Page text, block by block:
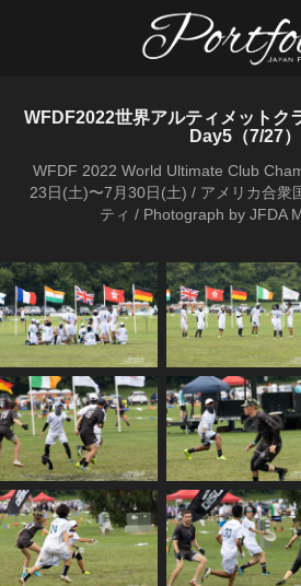
WFDF2022世界アルティメットク
Day5（7/27）
WFDF 2022 World Ultimate Club
23日(土)〜7月30日(土) / アメリカ合衆
ティ / Photograph by JFDA